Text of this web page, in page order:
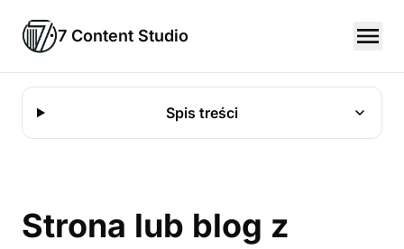
7 Content Studio
Spis treści
Strona lub blog z